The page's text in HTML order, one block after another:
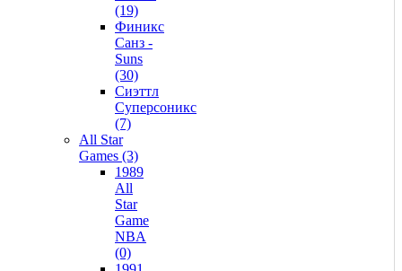
(19)
Финикс
Санз -
Suns
(30)
Сиэттл
Суперсоникс
(7)
All Star
Games (3)
1989
All
Star
Game
NBA
(0)